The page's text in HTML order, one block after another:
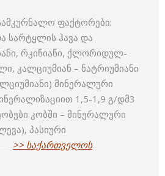
ფაქტორები:
სარტყლის ჰავა და
რკინიანი, ქლორიდულ-
კალციუმიან – ნატრიუმიანი
მინერალური
1,5-1,9 გ/დმ3
კობში – მინერალური
პასიური
>> საქართველოს